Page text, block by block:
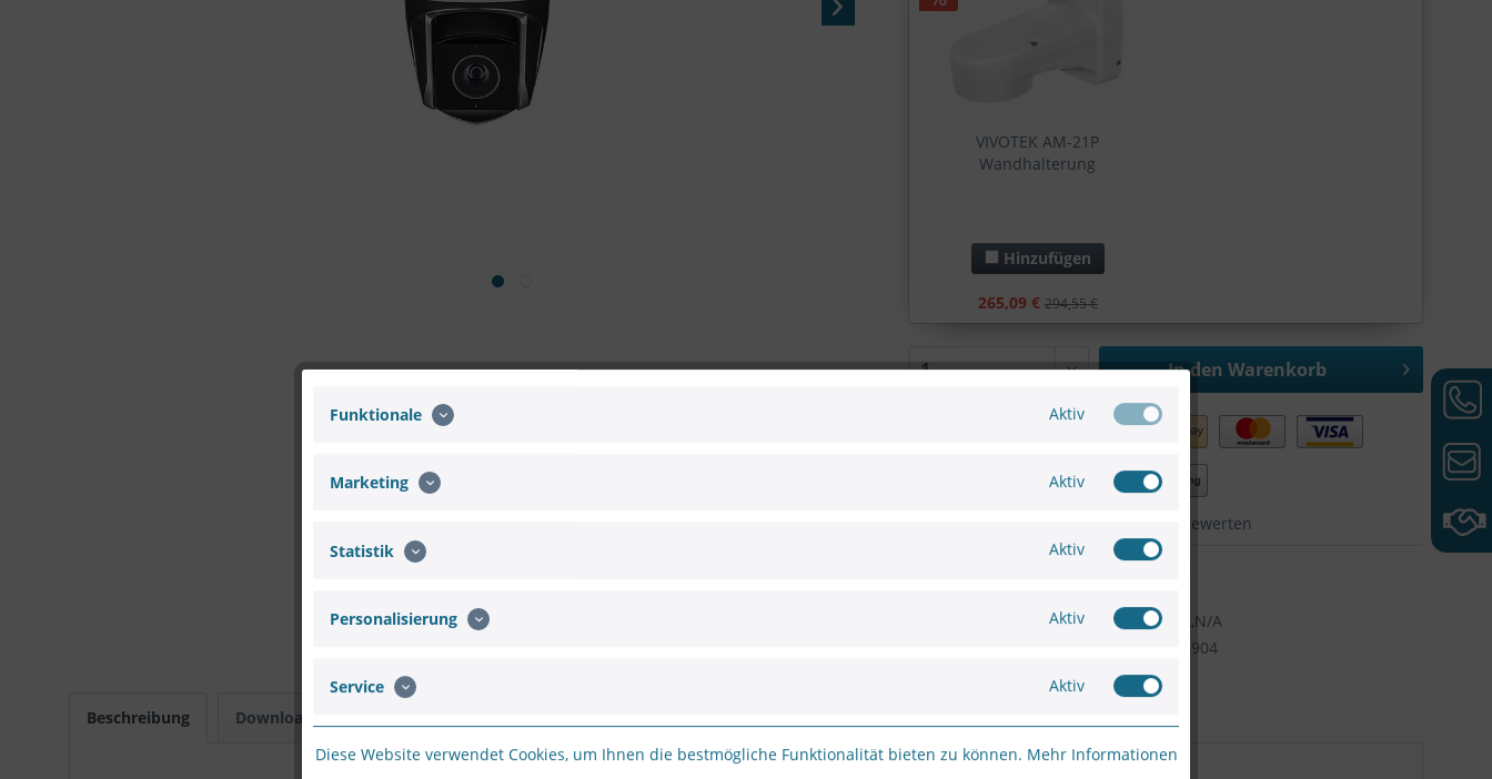
VIVOTEK AM-21P
Wandhalterung
Hinzufügen
265,09 € 294,55 €
In den Warenkorb
Bewerten
WH3A49E50
Hersteller Artikel-Nr:
SD9368-EHL,N/A
4710469352904
Beschreibung Downloads
Funktionale Aktiv
Marketing Aktiv
Statistik Aktiv
Personalisierung Aktiv
Service Aktiv
Diese Website verwendet Cookies, um Ihnen die bestmögliche Funktionalität bieten zu können. Mehr Informationen